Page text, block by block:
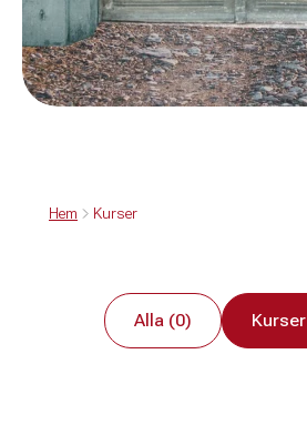
Hem Kurser
Alla (0)